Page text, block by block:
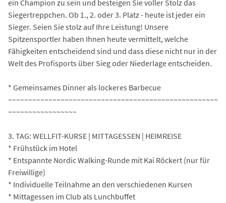
ein Champion zu sein und besteigen Sie voller Stolz das
Siegertreppchen. Ob 1., 2. oder 3. Platz - heute ist jeder ein
Sieger. Seien Sie stolz auf Ihre Leistung! Unsere
Spitzensportler haben Ihnen heute vermittelt, welche
Fähigkeiten entscheidend sind und dass diese nicht nur in der
Welt des Profisports über Sieg oder Niederlage entscheiden.
* Gemeinsames Dinner als lockeres Barbecue
~~~~~~~~~~~~~~~~~~~~~~~~~~~~~~~~~~~~~~~~~~~~~~~~~~~~
~~~~~~~~~~~~~~~~~
3. TAG: WELLFIT-KURSE | MITTAGESSEN | HEIMREISE
* Frühstück im Hotel
* Entspannte Nordic Walking-Runde mit Kai Röckert (nur für
Freiwillige)
* Individuelle Teilnahme an den verschiedenen Kursen
* Mittagessen im Club als Lunchbuffet